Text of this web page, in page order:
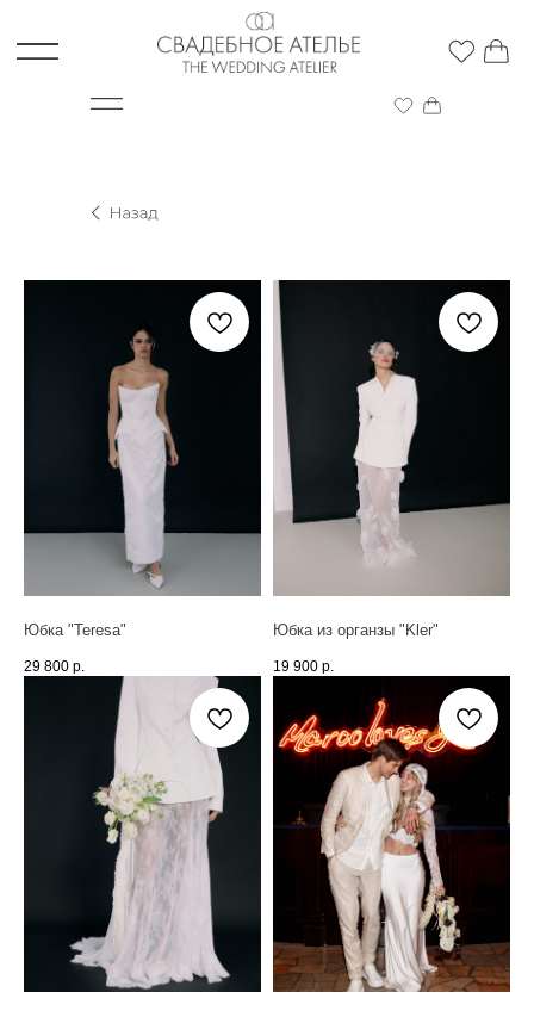
Юбка "Teresa"
29 800 р.
Юбка из органзы "Kler"
19 900 р.